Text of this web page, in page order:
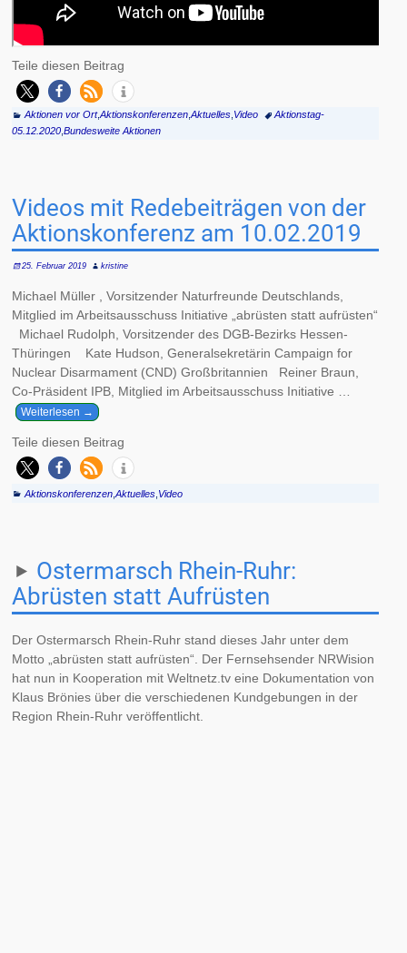
Teile diesen Beitrag
Aktionen vor Ort,Aktionskonferenzen, Aktuelles, Video
Aktionstag-
05.12.2020, Bundesweite Aktionen
Videos mit Redebeiträgen von der
Aktionskonferenz am 10.02.2019
25. Februar 2019 kristine
Michael Müller , Vorsitzender Naturfreunde Deutschlands,
Mitglied im Arbeitsausschuss Initiative „abrüsten statt aufrüsten“
Michael Rudolph, Vorsitzender des DGB-Bezirks Hessen-
Thüringen Kate Hudson, Generalsekretärin Campaign for
Nuclear Disarmament (CND) Großbritannien Reiner Braun,
Co-Präsident IPB, Mitglied im Arbeitsausschuss Initiative
Weiterlesen →
Teile diesen Beitrag
Aktionskonferenzen, Aktuelles, Video
Ostermarsch Rhein-Ruhr:
Abrüsten statt Aufrüsten
Der Ostermarsch Rhein-Ruhr stand dieses Jahr unter dem
Motto „abrüsten statt aufrüsten“. Der Fernsehsender NRWision
hat nun in Kooperation mit Weltnetz.tv eine Dokumentation von
Klaus Brönies über die verschiedenen Kundgebungen in der
Region Rhein-Ruhr veröffentlicht.